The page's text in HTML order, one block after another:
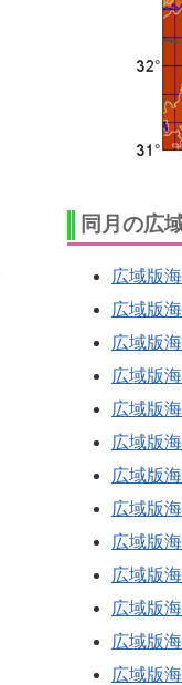
同月の広
広域版
広域版
広域版
広域版
広域版
広域版
広域版
広域版
広域版
広域版
広域版
広域版
広域版